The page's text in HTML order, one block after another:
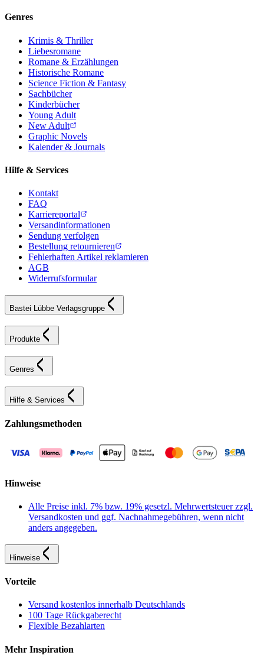
Genres
Krimis & Thriller
Liebesromane
Romane & Erzählungen
Historische Romane
Science Fiction & Fantasy
Sachbücher
Kinderbücher
Young Adult
New Adult
Graphic Novels
Kalender & Journals
Hilfe & Services
Kontakt
FAQ
Karriereportal
Versandinformationen
Sendung verfolgen
Bestellung retournieren
Fehlerhaften Artikel reklamieren
AGB
Widerrufsformular
Bastei Lübbe Verlagsgruppe
Produkte
Genres
Hilfe & Services
Zahlungsmethoden
Hinweise
Alle Preise inkl. 7% bzw. 19% gesetzl. Mehrwertsteuer zzgl.
Versandkosten und ggf. Nachnahmegebühren, wenn nicht
anders angegeben.
Hinweise
Vorteile
Versand kostenlos innerhalb Deutschlands
100 Tage Rückgaberecht
Flexible Bezahlarten
Mehr Inspiration